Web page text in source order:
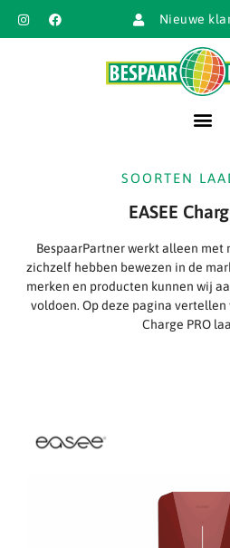
Nieuwe
SOORTEN
EASEE
BespaarPartner werkt alleen met
zichzelf hebben bewezen in de
merken en producten kunnen wij
voldoen. Op deze pagina vertellen
Charge PRO